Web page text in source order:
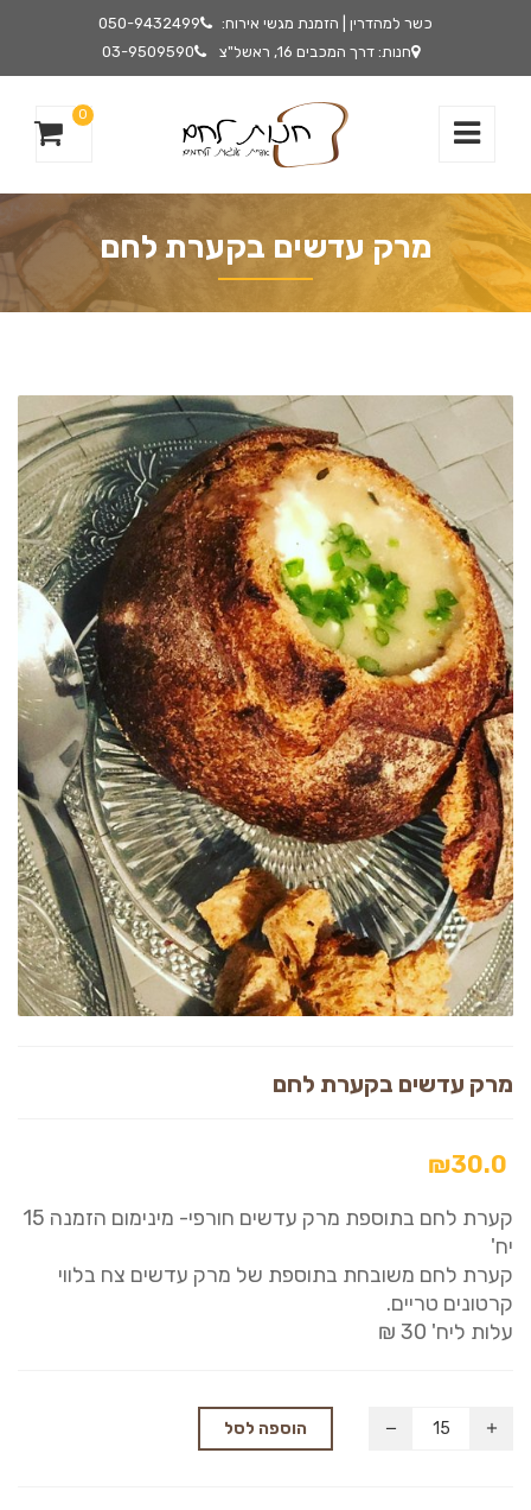
כשר למהדרין | הזמנת מגשי אירוח:
050-9432499
חנות: דרך המכבים 16, ראשל"צ
03-9509590
0
מרק עדשים בקערת לחם
מרק עדשים בקערת לחם
₪30.0
קערת לחם בתוספת מרק עדשים חורפי- מינימום הזמנה 15
יח'
קערת לחם משובחת בתוספת של מרק עדשים צח בלווי
קרטונים טריים.
עלות ליח' 30 ₪
הוספה לסל